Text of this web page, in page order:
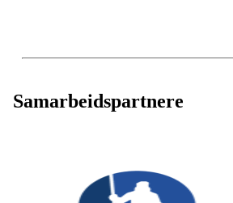
Samarbeidspartnere